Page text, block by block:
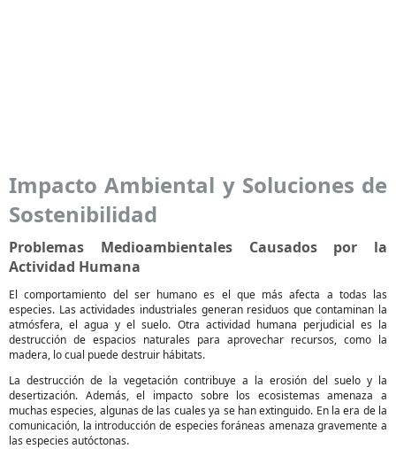
Impacto Ambiental y Soluciones de
Sostenibilidad
Problemas Medioambientales Causados por la
Actividad Humana
El comportamiento del ser humano es el que más afecta a todas las
especies. Las actividades industriales generan residuos que contaminan la
atmósfera, el agua y el suelo. Otra actividad humana perjudicial es la
destrucción de espacios naturales para aprovechar recursos, como la
madera, lo cual puede destruir hábitats.
La destrucción de la vegetación contribuye a la erosión del suelo y la
desertización. Además, el impacto sobre los ecosistemas amenaza a
muchas especies, algunas de las cuales ya se han extinguido. En la era de la
comunicación, la introducción de especies foráneas amenaza gravemente a
las especies autóctonas.